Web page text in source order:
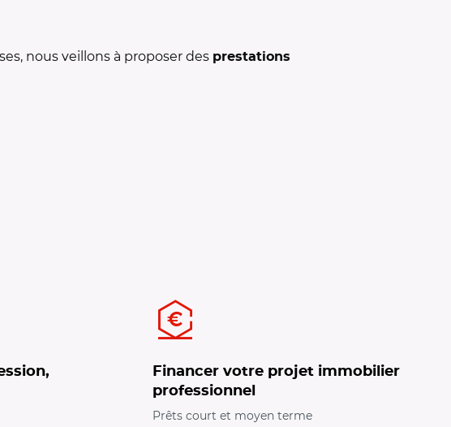
nous veillons à proposer des prestations
Financer votre projet immobilier
professionnel
Prêts court et moyen terme